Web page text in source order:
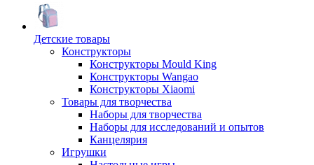
Детские товары
Конструкторы
Конструкторы Mould King
Конструкторы Wangao
Конструкторы Xiaomi
Товары для творчества
Наборы для творчества
Наборы для исследований и опытов
Канцелярия
Игрушки